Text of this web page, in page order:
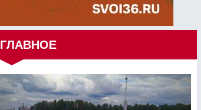
ГЛАВНОЕ